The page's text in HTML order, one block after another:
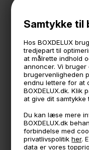
Samtykke til
Hos BOXDELUX
tredjepart til
at målrette indhold
annoncer. Vi
brugervenligheden
endnu lettere for at
BOXDELUX.dk.
at give dit
Du kan læse mere
BOXDELUX.dk
forbindelse med
privatlivspolitikher.
data er vores
18 cm i højden
18 cm i bredden.
Selve stykket hvor
dybt
*Sector er vores
Danmark.
🧺 Kan du lægge
🌟 4,9 med over